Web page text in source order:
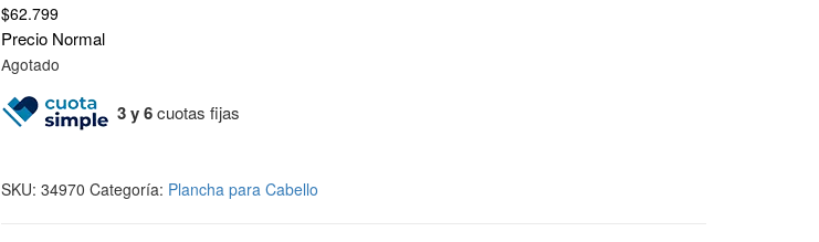
$62.799
Precio Normal
Agotado
3 y 6cuotas fijas
SKU: 34970 Categoría: Plancha para Cabello